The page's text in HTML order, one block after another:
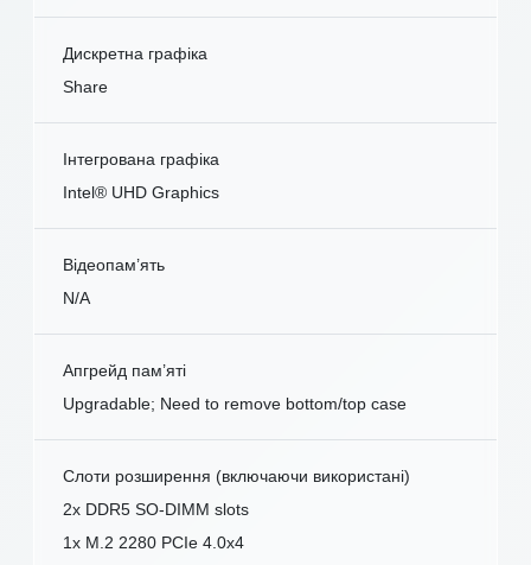
Дискретна графіка
Share
Інтегрована графіка
Intel® UHD Graphics
Відеопам’ять
N/A
Апгрейд пам’яті
Upgradable; Need to remove bottom/top case
Слоти розширення (включаючи використані)
2x DDR5 SO-DIMM slots
1x M.2 2280 PCIe 4.0x4